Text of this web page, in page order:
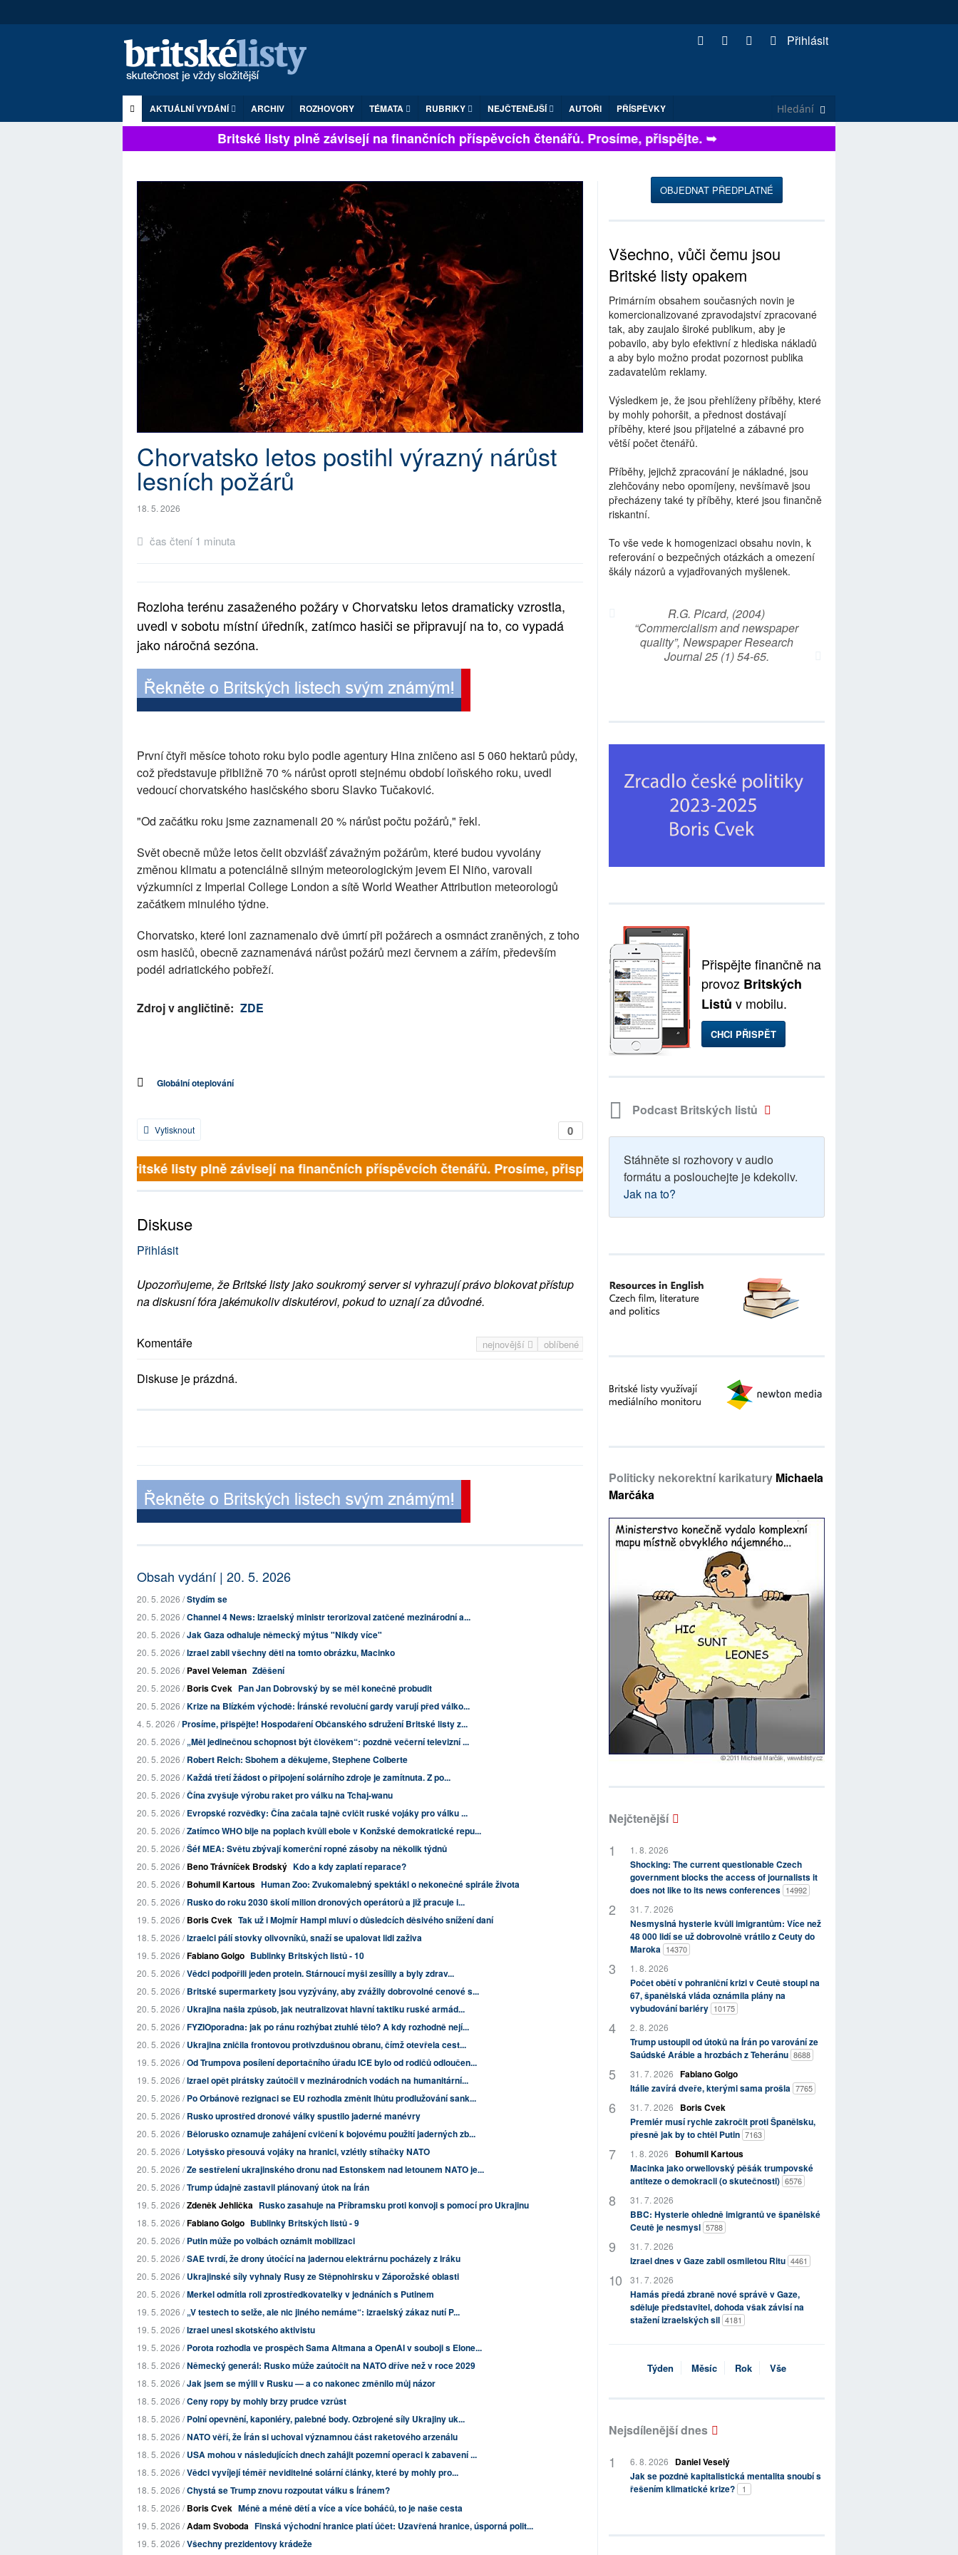
Přihlásit
AKTUÁLNÍ VYDÁNÍ ARCHIV ROZHOVORY TÉMATA RUBRIKY NEJČTENĚJŠÍ AUTOŘI PŘÍSPĚVKY
Britské listy plně závisejí na finančních příspěvcích čtenářů. Prosíme, přispějte. ➥
Chorvatsko letos postihl výrazný nárůst
lesních požárů
18. 5. 2026
čas čtení 1 minuta
Rozloha terénu zasaženého požáry v Chorvatsku letos dramaticky vzrostla,
uvedl v sobotu místní úředník, zatímco hasiči se připravují na to, co vypadá
jako náročná sezóna.
První čtyři měsíce tohoto roku bylo podle agentury Hina zničeno asi 5 060 hektarů půdy,
což představuje přibližně 70 % nárůst oproti stejnému období loňského roku, uvedl
vedoucí chorvatského hasičského sboru Slavko Tučaković.
"Od začátku roku jsme zaznamenali 20 % nárůst počtu požárů," řekl.
Svět obecně může letos čelit obzvlášť závažným požárům, které budou vyvolány
změnou klimatu a potenciálně silným meteorologickým jevem El Niño, varovali
výzkumníci z Imperial College London a sítě World Weather Attribution meteorologů
začátkem minulého týdne.
Chorvatsko, které loni zaznamenalo dvě úmrtí při požárech a osmnáct zraněných, z toho
osm hasičů, obecně zaznamenává nárůst požárů mezi červnem a zářím, především
podél adriatického pobřeží.
Zdroj v angličtině: ZDE
Globální oteplování
0
Vytisknout
Britské listy plně závisejí na finančních příspěvcích čtenářů. Prosíme, přispějte. ➥
Diskuse
Přihlásit
Upozorňujeme, že Britské listy jako soukromý server si vyhrazují právo blokovat přístup
na diskusní fóra jakémukoliv diskutérovi, pokud to uznají za důvodné.
nejnovější oblíbené
Komentáře
Diskuse je prázdná.
Obsah vydání | 20. 5. 2026
20. 5. 2026 /Stydím se
20. 5. 2026 /Channel 4 News: Izraelský ministr terorizoval zatčené mezinárodní a...
20. 5. 2026 /Jak Gaza odhaluje německý mýtus "Nikdy více"
20. 5. 2026 /Izrael zabil všechny děti na tomto obrázku, Macinko
20. 5. 2026 /Pavel Veleman Zděšení
20. 5. 2026 /Boris Cvek Pan Jan Dobrovský by se měl konečně probudit
20. 5. 2026 /Krize na Blízkém východě: Íránské revoluční gardy varují před válko...
4. 5. 2026 /Prosíme, přispějte! Hospodaření Občanského sdružení Britské listy z...
20. 5. 2026 /„Měl jedinečnou schopnost být člověkem“: pozdně večerní televizní ...
20. 5. 2026 /Robert Reich: Sbohem a děkujeme, Stephene Colberte
20. 5. 2026 /Každá třetí žádost o připojení solárního zdroje je zamítnuta. Z po...
20. 5. 2026 /Čína zvyšuje výrobu raket pro válku na Tchaj-wanu
20. 5. 2026 /Evropské rozvědky: Čína začala tajně cvičit ruské vojáky pro válku ...
20. 5. 2026 /Zatímco WHO bije na poplach kvůli ebole v Konžské demokratické repu...
20. 5. 2026 /Šéf MEA: Světu zbývají komerční ropné zásoby na několik týdnů
20. 5. 2026 /Beno Trávníček Brodský Kdo a kdy zaplatí reparace?
20. 5. 2026 /Bohumil Kartous Human Zoo: Zvukomalebný spektákl o nekonečné spirále života
20. 5. 2026 /Rusko do roku 2030 školí milion dronových operátorů a již pracuje i...
19. 5. 2026 /Boris Cvek Tak už i Mojmír Hampl mluví o důsledcích děsivého snížení daní
18. 5. 2026 /Izraelci pálí stovky olivovníků, snaží se upalovat lidi zaživa
19. 5. 2026 /Fabiano Golgo Bublinky Britských listů - 10
20. 5. 2026 /Vědci podpořili jeden protein. Stárnoucí myši zesílily a byly zdrav...
20. 5. 2026 /Britské supermarkety jsou vyzývány, aby zvážily dobrovolné cenové s...
20. 5. 2026 /Ukrajina našla způsob, jak neutralizovat hlavní taktiku ruské armád...
20. 5. 2026 /FYZIOporadna: jak po ránu rozhýbat ztuhlé tělo? A kdy rozhodně nejí...
20. 5. 2026 /Ukrajina zničila frontovou protivzdušnou obranu, čímž otevřela cest...
19. 5. 2026 /Od Trumpova posílení deportačního úřadu ICE bylo od rodičů odloučen...
19. 5. 2026 /Izrael opět pirátsky zaútočil v mezinárodních vodách na humanitární...
20. 5. 2026 /Po Orbánově rezignaci se EU rozhodla změnit lhůtu prodlužování sank...
20. 5. 2026 /Rusko uprostřed dronové války spustilo jaderné manévry
20. 5. 2026 /Bělorusko oznamuje zahájení cvičení k bojovému použití jaderných zb...
20. 5. 2026 /Lotyšsko přesouvá vojáky na hranici, vzlétly stíhačky NATO
20. 5. 2026 /Ze sestřelení ukrajinského dronu nad Estonskem nad letounem NATO je...
20. 5. 2026 /Trump údajně zastavil plánovaný útok na Írán
19. 5. 2026 /Zdeněk Jehlička Rusko zasahuje na Příbramsku proti konvoji s pomocí pro Ukrajinu
18. 5. 2026 /Fabiano Golgo Bublinky Britských listů - 9
20. 5. 2026 /Putin může po volbách oznámit mobilizaci
20. 5. 2026 /SAE tvrdí, že drony útočící na jadernou elektrárnu pocházely z Iráku
20. 5. 2026 /Ukrajinské síly vyhnaly Rusy ze Stěpnohirsku v Záporožské oblasti
20. 5. 2026 /Merkel odmítla roli zprostředkovatelky v jednáních s Putinem
19. 5. 2026 /„V testech to selže, ale nic jiného nemáme“: izraelský zákaz nutí P...
19. 5. 2026 /Izrael unesl skotského aktivistu
19. 5. 2026 /Porota rozhodla ve prospěch Sama Altmana a OpenAI v souboji s Elone...
18. 5. 2026 /Německý generál: Rusko může zaútočit na NATO dříve než v roce 2029
18. 5. 2026 /Jak jsem se mýlil v Rusku — a co nakonec změnilo můj názor
18. 5. 2026 /Ceny ropy by mohly brzy prudce vzrůst
18. 5. 2026 /Polní opevnění, kaponiéry, palebné body. Ozbrojené síly Ukrajiny uk...
18. 5. 2026 /NATO věří, že Írán si uchoval významnou část raketového arzenálu
18. 5. 2026 /USA mohou v následujících dnech zahájit pozemní operaci k zabavení ...
18. 5. 2026 /Vědci vyvíjejí téměř neviditelné solární články, které by mohly pro...
18. 5. 2026 /Chystá se Trump znovu rozpoutat válku s Íránem?
18. 5. 2026 /Boris Cvek Méně a méně dětí a více a více boháčů, to je naše cesta
19. 5. 2026 /Adam Svoboda Finská východní hranice platí účet: Uzavřená hranice, úsporná polit...
19. 5. 2026 /Všechny prezidentovy krádeže
OBJEDNAT PŘEDPLATNÉ
Všechno, vůči čemu jsou
Britské listy opakem
Primárním obsahem současných novin je
komercionalizované zpravodajství zpracované
tak, aby zaujalo široké publikum, aby je
pobavilo, aby bylo efektivní z hlediska nákladů
a aby bylo možno prodat pozornost publika
zadavatelům reklamy.
Výsledkem je, že jsou přehlíženy příběhy, které
by mohly pohoršit, a přednost dostávají
příběhy, které jsou přijatelné a zábavné pro
větší počet čtenářů.
Příběhy, jejichž zpracování je nákladné, jsou
zlehčovány nebo opomíjeny, nevšímavě jsou
přecházeny také ty příběhy, které jsou finančně
riskantní.
To vše vede k homogenizaci obsahu novin, k
referování o bezpečných otázkách a omezení
škály názorů a vyjadřovaných myšlenek.
R.G. Picard, (2004)
“Commercialism and newspaper
quality”, Newspaper Research
Journal 25 (1) 54-65.
Přispějte finančně na
provoz Britských
Listů v mobilu.
CHCI PŘISPĚT
Podcast Britských listů
Stáhněte si rozhovory v audio
formátu a poslouchejte je kdekoliv.
Jak na to?
Politicky nekorektní karikatury Michaela
Marčáka
Nejčtenější
1. 8. 2026
Shocking: The current questionable Czech
government blocks the access of journalists it
does not like to its news conferences 14992
31. 7. 2026
Nesmyslná hysterie kvůli imigrantům: Více než
48 000 lidí se už dobrovolně vrátilo z Ceuty do
Maroka 14370
1. 8. 2026
Počet obětí v pohraniční krizi v Ceutě stoupl na
67, španělská vláda oznámila plány na
vybudování bariéry 10175
2. 8. 2026
Trump ustoupil od útoků na Írán po varování ze
Saúdské Arábie a hrozbách z Teheránu 8688
31. 7. 2026 Fabiano Golgo
Itálie zavírá dveře, kterými sama prošla 7765
31. 7. 2026
Boris Cvek
Premiér musí rychle zakročit proti Španělsku,
přesně jak by to chtěl Putin 7163
1. 8. 2026
Bohumil Kartous
Macinka jako orwellovský pěšák trumpovské
antiteze o demokracii (o skutečnosti) 6576
31. 7. 2026
BBC: Hysterie ohledně imigrantů ve španělské
Ceutě je nesmysl 5788
31. 7. 2026
Izrael dnes v Gaze zabil osmiletou Ritu 4461
31. 7. 2026
Hamás předá zbraně nové správě v Gaze,
sděluje představitel, dohoda však závisí na
stažení izraelských sil 4181
Týden Měsíc Rok Vše
Nejsdílenější dnes
6. 8. 2026
Daniel Veselý
Jak se pozdně kapitalistická mentalita snoubí s
řešením klimatické krize?
1